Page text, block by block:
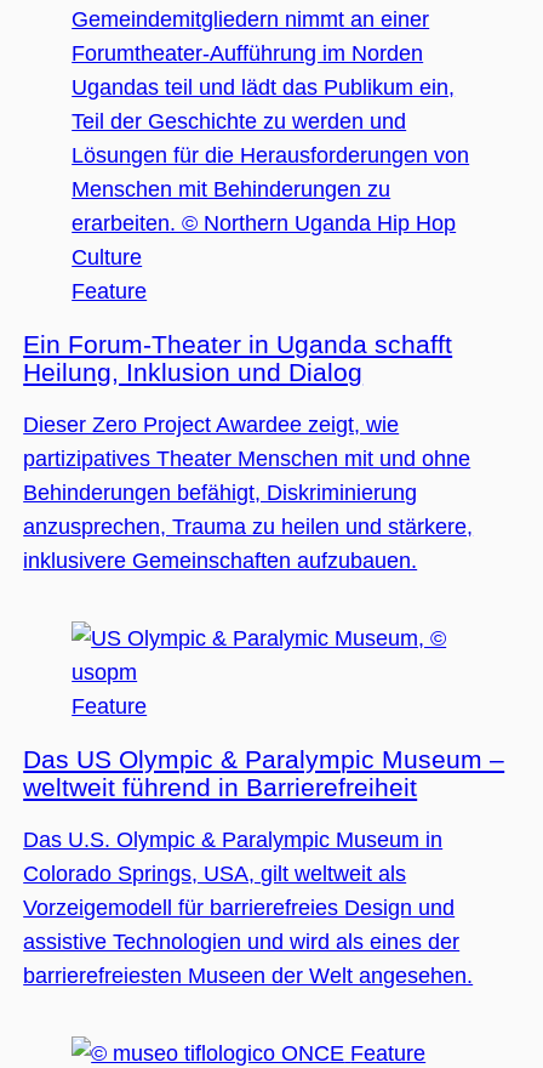
Feature
Ein Forum-Theater in Uganda schafft
Heilung, Inklusion und Dialog
Dieser Zero Project Awardee zeigt, wie
partizipatives Theater Menschen mit und ohne
Behinderungen befähigt, Diskriminierung
anzusprechen, Trauma zu heilen und stärkere,
inklusivere Gemeinschaften aufzubauen.
Feature
Das US Olympic & Paralympic Museum –
weltweit führend in Barrierefreiheit
Das U.S. Olympic & Paralympic Museum in
Colorado Springs, USA, gilt weltweit als
Vorzeigemodell für barrierefreies Design und
assistive Technologien und wird als eines der
barrierefreiesten Museen der Welt angesehen.
Feature